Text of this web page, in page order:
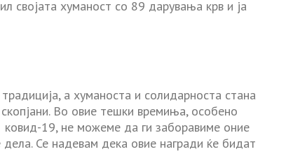
својата хуманост со 89 дарувања крв и ја
а хуманоста и солидарноста стана
Во овие тешки времиња, особено
19, не можеме да ги заборавиме оние
Се надевам дека овие награди ќе бидат